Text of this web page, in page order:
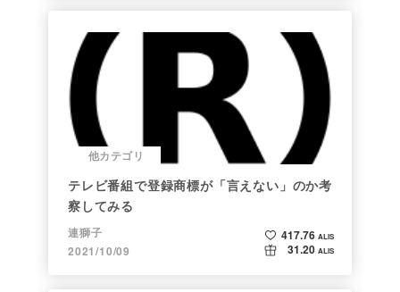
他カテゴリ
テレビ番組で登録商標が「言えない」のか考
察してみる
連獅子
2021/10/09
417.76 ALIS
31.20 ALIS